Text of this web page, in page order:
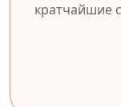
кратчайшие